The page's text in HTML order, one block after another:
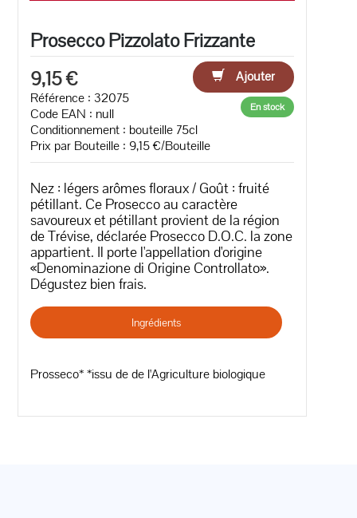
Prosecco Pizzolato Frizzante
9,15 €
Ajouter
Référence : 32075
Code EAN : null
Conditionnement : bouteille 75cl
Prix par Bouteille : 9,15 €/Bouteille
En stock
Nez : légers arômes floraux / Goût : fruité
pétillant. Ce Prosecco au caractère
savoureux et pétillant provient de la région
de Trévise, déclarée Prosecco D.O.C. la zone
appartient. Il porte l'appellation d'origine
«Denominazione di Origine Controllato».
Dégustez bien frais.
Ingrédients
Prosseco* *issu de de l'Agriculture biologique